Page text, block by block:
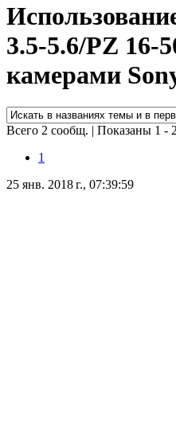
3.5-5.6/PZ 16-
камерами
Всего 2 сообщ. | Показаны 1 - 2
1
25 янв. 2018 г., 07:39:59